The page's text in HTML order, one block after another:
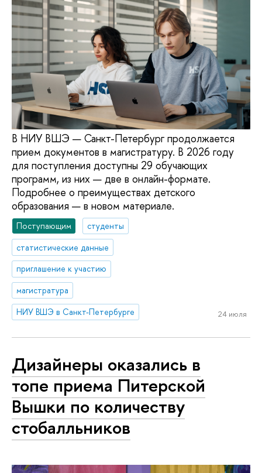
В НИУ ВШЭ — Санкт-Петербург продолжается
прием документов в магистратуру. В 2026 году
для поступления доступны 29 обучающих
программ, из них — две в онлайн-формате.
Подробнее о преимуществах детского
образования — в новом материале.
Поступающим
студенты
статистические данные
приглашение к участию
магистратура
НИУ ВШЭ в Санкт-Петербурге
24 июля
Дизайнеры оказались в
топе приема Питерской
Вышки по количеству
стобалльников